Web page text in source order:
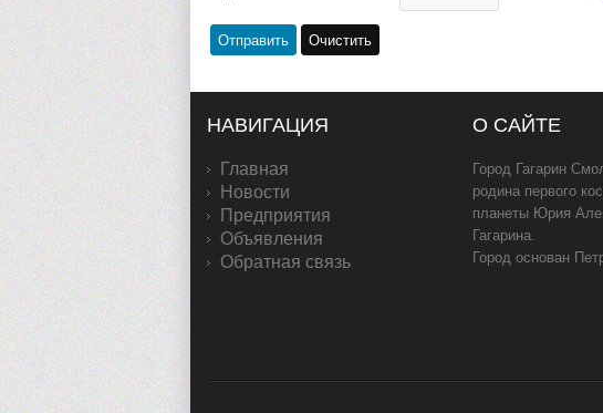
НАВИГАЦИЯ
Главная
Новости
Предприятия
Объявления
Обратная связь
О САЙТЕ
Город Гагарин
родина первого
планеты Юрия
Гагарина.
Город основан